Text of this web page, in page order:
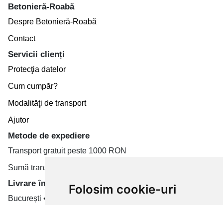
Folosim cookie-uri
Betonieră-Roabă
Despre Betonieră-Roabă
Contact
Servicii clienți
Protecţia datelor
Cum cumpăr?
Modalităţi de transport
Ajutor
Metode de expediere
Transport gratuit peste 1000 RON
Sumă transport de la 19.99 RON
Livrare în toate țară
București • Cluj-Napoca • Brașov • Timișoara • Iași •